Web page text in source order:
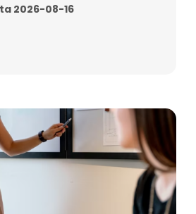
2026-08-16